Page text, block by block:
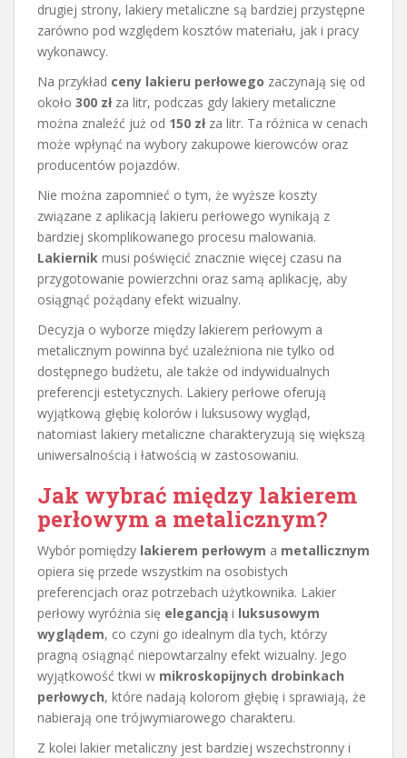
drugiej strony, lakiery metaliczne są bardziej przystępne
zarówno pod względem kosztów materiału, jak i pracy
wykonawcy.
Na przykład ceny lakieru perłowego zaczynają się od
około 300 złza litr, podczas gdy lakiery metaliczne
można znaleźć już od 150 złza litr. Ta różnica w cenach
może wpłynąć na wybory zakupowe kierowców oraz
producentów pojazdów.
Nie można zapomnieć o tym, że wyższe koszty
związane z aplikacją lakieru perłowego wynikają z
bardziej skomplikowanego procesu malowania.
Lakiernik musi poświęcić znacznie więcej czasu na
przygotowanie powierzchni oraz samą aplikację, aby
osiągnąć pożądany efekt wizualny.
Decyzja o wyborze między lakierem perłowym a
metalicznym powinna być uzależniona nie tylko od
dostępnego budżetu, ale także od indywidualnych
preferencji estetycznych. Lakiery perłowe oferują
wyjątkową głębię kolorów i luksusowy wygląd,
natomiast lakiery metaliczne charakteryzują się większą
uniwersalnością i łatwością w zastosowaniu.
Jak wybrać między lakierem
perłowym a metalicznym?
Wybór pomiędzy lakierem perłowym a metallicznym
opiera się przede wszystkim na osobistych
preferencjach oraz potrzebach użytkownika. Lakier
perłowy wyróżnia się elegancją i luksusowym
wyglądem, co czyni go idealnym dla tych, którzy
pragną osiągnąć niepowtarzalny efekt wizualny. Jego
wyjątkowość tkwi w mikroskopijnych drobinkach
perłowych, które nadają kolorom głębię i sprawiają, że
nabierają one trójwymiarowego charakteru.
Z kolei lakier metaliczny jest bardziej wszechstronny i